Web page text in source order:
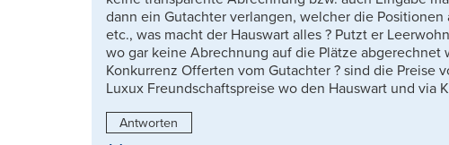
dann ein Gutachter verlangen, welcher die
etc., was macht der Hauswart alles ? Putzt er
wo gar keine Abrechnung auf die Plätze abgerechnet
Konkurrenz Offerten vom Gutachter ? sind die Preise
Luxux Freundschaftspreise wo den Hauswart und via
Antworten